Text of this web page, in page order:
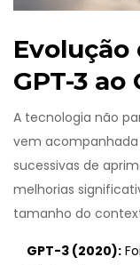
Evolução
GPT-3 ao
A tecnologia não
vem
sucessivas de
melhorias
tamanho do
GPT-3 (2020):